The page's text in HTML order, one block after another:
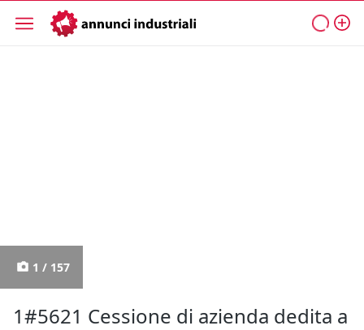
1 / 157
1#5621 Cessione di azienda dedita a